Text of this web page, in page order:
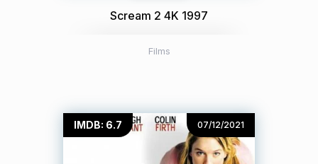
Scream 2 4K 1997
Films
IMDB: 6.7 07/12/2021